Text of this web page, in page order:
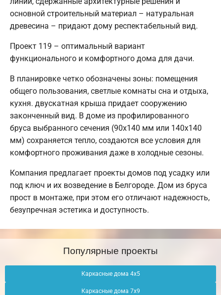
основной строительный материал – натуральная
древесина – придают дому респектабельный вид.
Проект 119 – оптимальный вариант
функционального и комфортного дома для дачи.
В планировке четко обозначены зоны: помещения
общего пользования, светлые комнаты сна и отдыха,
кухня. двускатная крыша придает сооружению
законченный вид. В доме из профилированного
бруса выбранного сечения (90х140 мм или 140х140
мм) сохраняется тепло, создаются все условия для
комфортного проживания даже в холодные сезоны.
Компания предлагает проекты домов под усадку или
под ключ и их возведение в Белгороде. Дом из бруса
прост в монтаже, при этом его отличают надежность,
безупречная эстетика и доступность.
Популярные проекты
Каркасные дома 4х5
Каркасные дома 7х9